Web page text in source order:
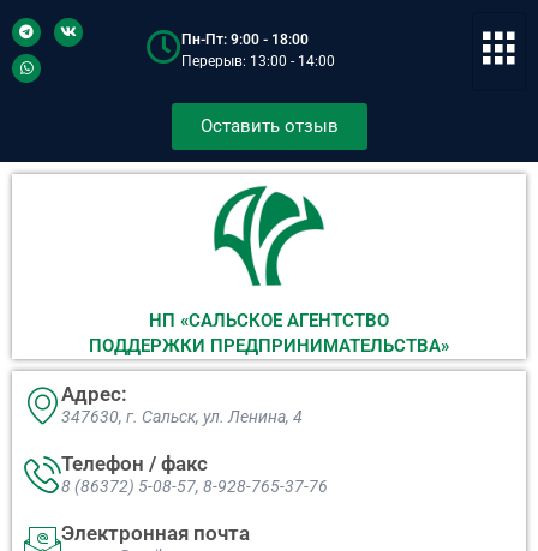
Пн-Пт: 9:00 - 18:00
Перерыв: 13:00 - 14:00
Оставить отзыв
НП «САЛЬСКОЕ АГЕНТСТВО
ПОДДЕРЖКИ ПРЕДПРИНИМАТЕЛЬСТВА»
Адрес:
347630, г. Сальск, ул. Ленина, 4​
Телефон / факс
8 (86372) 5-08-57, 8-928-765-37-76
Электронная почта